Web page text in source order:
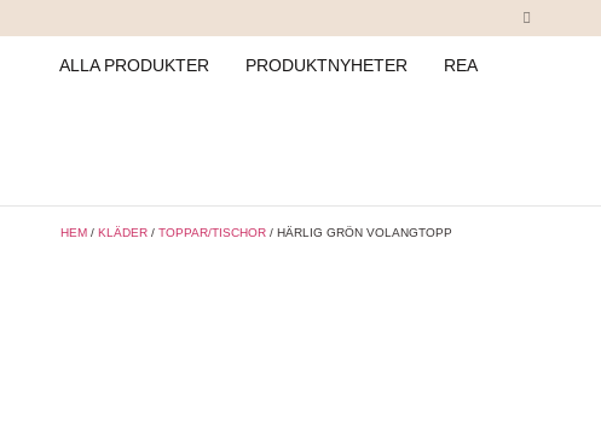
ALLA PRODUKTER PRODUKTNYHETER REA
HEM / KLÄDER / TOPPAR/TISCHOR / HÄRLIG GRÖN VOLANGTOPP